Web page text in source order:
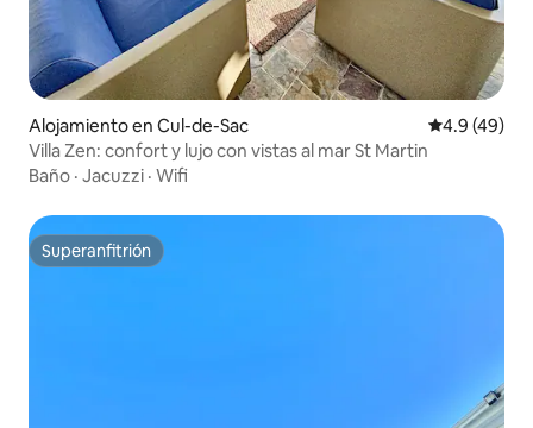
Alojamiento en Cul-de-Sac Calificación
4.9 (49)
Villa Zen: confort y lujo con vistas al mar St Martin
Baño · Jacuzzi · Wifi
Superanfitrión
Superanfitrión